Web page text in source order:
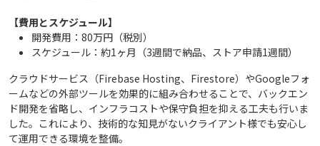
【費用とスケジュール】
開発費用：80万円（税別）
スケジュール：約1ヶ月（3週間で納品、ストア申請1週間）
クラウドサービス（Firebase Hosting、Firestore）やGoogleフォ
ームなどの外部ツールを効果的に組み合わせることで、バックエン
ド開発を省略し、インフラコストや保守負担を抑える工夫も行いま
した。これにより、技術的な知見がないクライアント様でも安心し
て運用できる環境を整備。